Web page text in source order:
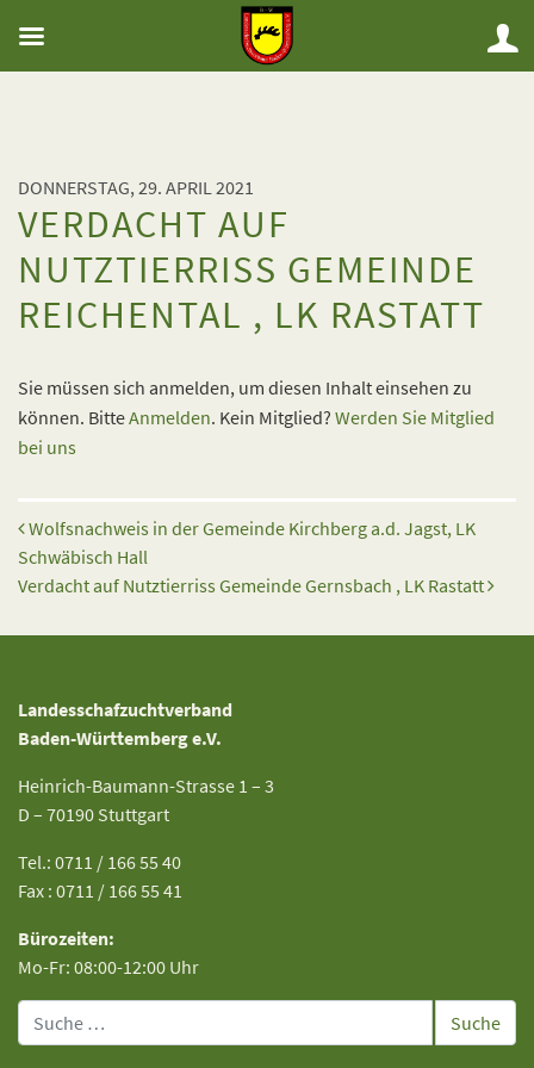
DONNERSTAG, 29. APRIL 2021
VERDACHT AUF
NUTZTIERRISS GEMEINDE
REICHENTAL , LK RASTATT
Sie müssen sich anmelden, um diesen Inhalt einsehen zu
können. BitteAnmelden. Kein Mitglied? Werden Sie Mitglied
bei uns
Beitrags-Navigation
Wolfsnachweis in der Gemeinde Kirchberg a.d. Jagst, LK
Schwäbisch Hall
Verdacht auf Nutztierriss Gemeinde Gernsbach , LK Rastatt
Landesschafzuchtverband
Baden-Württemberg e.V.
Heinrich-Baumann-Strasse 1 – 3
D – 70190 Stuttgart
Tel.: 0711 / 166 55 40
Fax : 0711 / 166 55 41
Bürozeiten:
Mo-Fr: 08:00-12:00 Uhr
Suche